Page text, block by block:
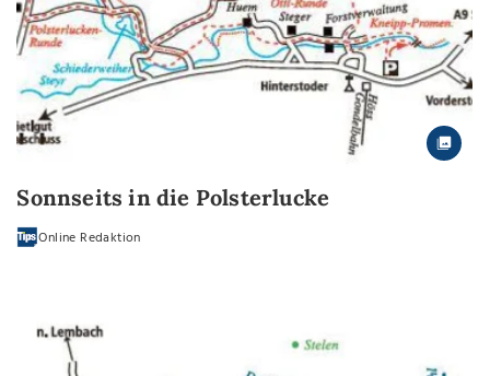
Sonnseits in die Polsterlucke
Online Redaktion